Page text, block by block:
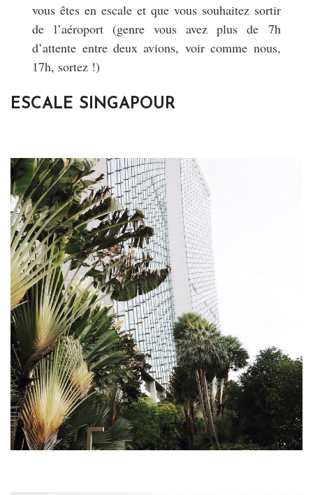
vous êtes en escale et que vous souhaitez sortir
de l’aéroport (genre vous avez plus de 7h
d’attente entre deux avions, voir comme nous,
17h, sortez !)
ESCALE SINGAPOUR